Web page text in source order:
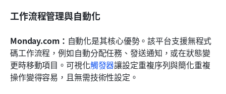
工作流程管理與自動化
Monday.com： 自動化是其核心優勢。該平台支援無程式
碼工作流程，例如自動分配任務、發送通知，或在狀態變
更時移動項目。可視化觸發器讓設定重複序列與簡化重複
操作變得容易，且無需技術性設定。